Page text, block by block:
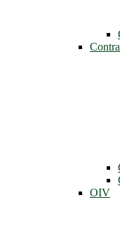
OIV